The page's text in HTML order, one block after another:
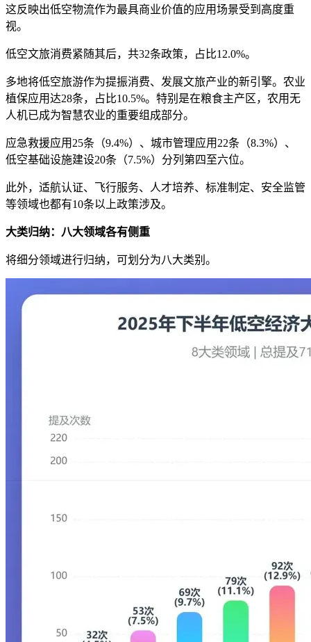
这反映出低空物流作为最具商业价值的应用场景受到高度重
视。
低空文旅消费紧随其后，共32条政策，占比12.0%。
多地将低空旅游作为提振消费、发展文旅产业的新引擎。农业
植保应用达28条，占比10.5%。特别是在粮食主产区，农用无
人机已成为智慧农业的重要组成部分。
应急救援应用25条（9.4%）、城市管理应用22条（8.3%）、
低空基础设施建设20条（7.5%）分列第四至六位。
此外，适航认证、飞行服务、人才培养、标准制定、安全监管
等领域也都有10条以上政策涉及。
大类归纳：八大领域各有侧重
将细分领域进行归纳，可划分为八大类别。